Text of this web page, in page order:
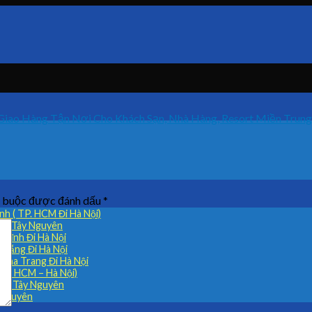
( TP. HCM Đi Hà Nội)
Tây Nguyên
Tĩnh Đi Hà Nội
Đi Hà Nội
Trang Đi Hà Nội
HCM – Hà Nội)
Tây Nguyên
Hàng Tận Nơi Cho Khách Sạn, Nhà Hàng, Resort Miền
được đánh dấu*